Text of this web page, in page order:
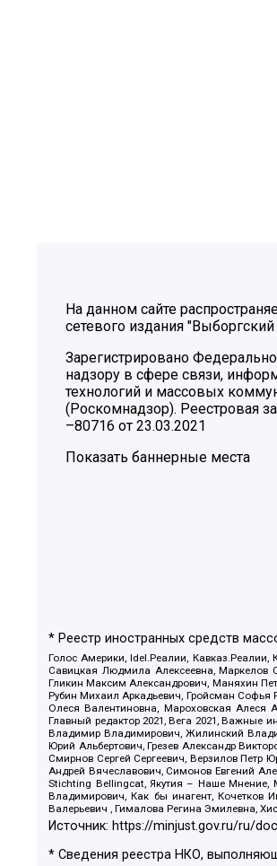
На данном сайте
сетевого издания "Выборгский
Зарегистрировано
надзору в сфере связи,
технологий и массовых
(Роскомнадзор). Реестровая
–80716 от 23.03.2021
Показать баннерные места
* Реестр иностранных средств
Голос Америки, Idel.Реалии, Кавказ.Реалии,
Савицкая Людмила Алексеевна, Маркелов
Гликин Максим Александрович, Маняхин
Рубин Михаил Аркадьевич, Гройсман Софья
Олеся Валентиновна, Мароховская Алеся
Главный редактор 2021, Вега 2021, Важные
Владимир Владимирович, Жилинский
Юрий Альбертович, Грезев Александр
Смирнов Сергей Сергеевич, Верзилов
Андрей Вячеславович, Симонов Евгений
Stichting Bellingcat, Якутия – Наше Мнение,
Владимирович, Как бы инагент, Кочетков
Валерьевич , Гималова Регина Эмилевна,
Источник: https://minjust.gov.ru/ru/
* Сведения реестра НКО,